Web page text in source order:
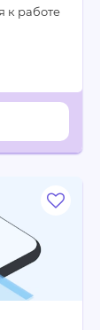
к работе